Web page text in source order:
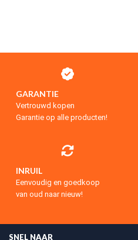
GARANTIE
Vertrouwd kopen
Garantie op alle producten!
INRUIL
Eenvoudig en goedkoop
van oud naar nieuw!
SNEL NAAR